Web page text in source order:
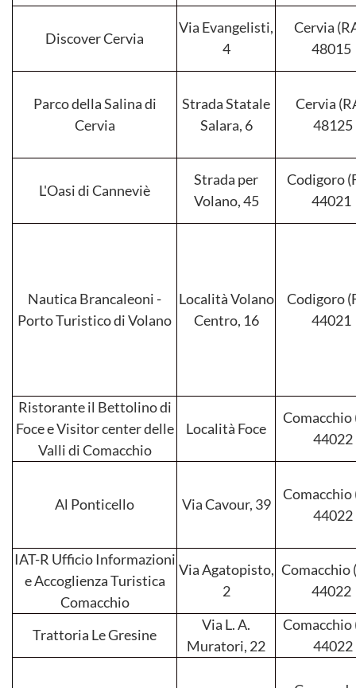
Discover Cervia
Via Evangelisti,
4
Cervia
48015
Parco della Salina di
Cervia
Strada Statale
Salara, 6
Cervia
48125
L'Oasi di Canneviè
Strada per
Volano, 45
Codigoro
44021
Nautica Brancaleoni -
Porto Turistico di Volano
Località Volano
Centro, 16
Codigoro
44021
Ristorante il Bettolino di
Foce e Visitor center delle
Valli di Comacchio
Località Foce
Comacchio
44022
Al Ponticello Via Cavour, 39
Comacchio
44022
IAT-R Ufficio Informazioni
e Accoglienza Turistica
Comacchio
Via Agatopisto,
2
Comacchio
44022
Trattoria Le Gresine
Via L. A.
Muratori, 22
Comacchio
44022